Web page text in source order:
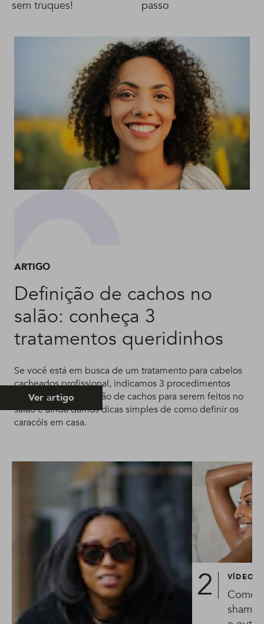
sem truques!
passo
ARTIGO
Definição de cachos no
salão: conheça 3
tratamentos queridinhos
Se você está em busca de um tratamento para cabelos
cacheados profissional, indicamos 3 procedimentos
diferentes de definição de cachos para serem feitos no
salão e ainda damos dicas simples de como definir os
caracóis em casa.
Ver artigo
VÍDEO
Como